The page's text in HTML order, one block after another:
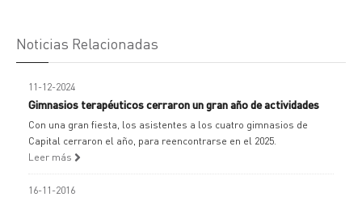
Noticias Relacionadas
11-12-2024
Gimnasios terapéuticos cerraron un gran año de actividades
Con una gran fiesta, los asistentes a los cuatro gimnasios de
Capital cerraron el año, para reencontrarse en el 2025.
Leer más
16-11-2016